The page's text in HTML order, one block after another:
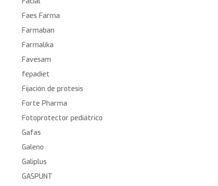
Faes Farma
Farmaban
Farmalika
Favesam
fepadiet
Fijación de protesis
Forte Pharma
Fotoprotector pediátrico
Gafas
Galeno
Galiplus
GASPUNT